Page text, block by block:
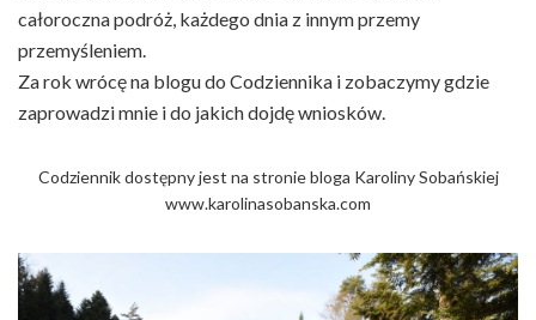
całoroczna podróż, każdego dnia z innym przemy
przemyśleniem.
Za rok wrócę na blogu do Codziennika i zobaczymy gdzie
zaprowadzi mnie i do jakich dojdę wniosków.
Codziennik dostępny jest na stronie bloga Karoliny Sobańskiej
www.karolinasobanska.com